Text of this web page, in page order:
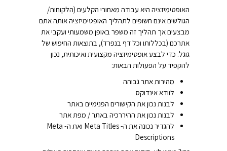
האופטימיזציה היא עבודה מאחורי הקלעים (הלקוחות/
הגולשים אינם חשופים לתהליך האופטימיזציה אותה אתם
מבצעים אך תהליך זה משפר באופן משמעותי ועקבי את
אתרכם (בכללותו וכל דף בנפרד), בתוצאות החיפוש של
גוגל. כדי לבצע אופטימיזציה מקצועית ואיכותית, נכון
להקפיד על הפעולות הבאות:
מהירות אתר גבוהה
לוודא אינדוקס
לבנות נכון את הקישורים הפנימיים באתר
לבנות נכון את ההיררכיה באתר / מפת אתר
להגדיר נכונה את ה- Meta Titles ואת ה- Meta
Descriptions